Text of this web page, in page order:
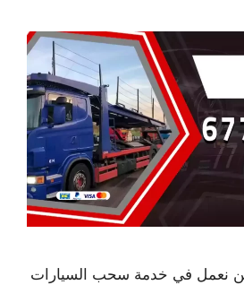
نعمل في خدمة سحب السيارات